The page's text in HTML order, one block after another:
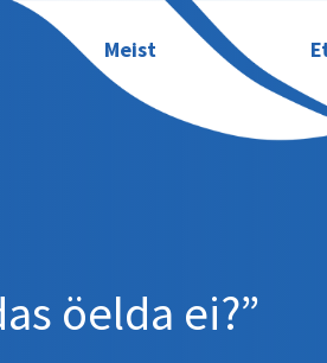
Meist
öelda ei?”